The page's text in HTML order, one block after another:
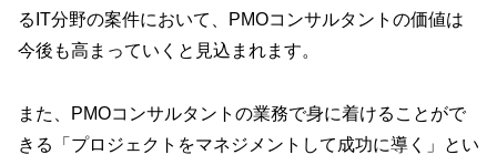
るIT分野の案件において、PMOコンサルタントの価値は
今後も高まっていくと見込まれます。
また、PMOコンサルタントの業務で身に着けることがで
きる「プロジェクトをマネジメントして成功に導く」とい